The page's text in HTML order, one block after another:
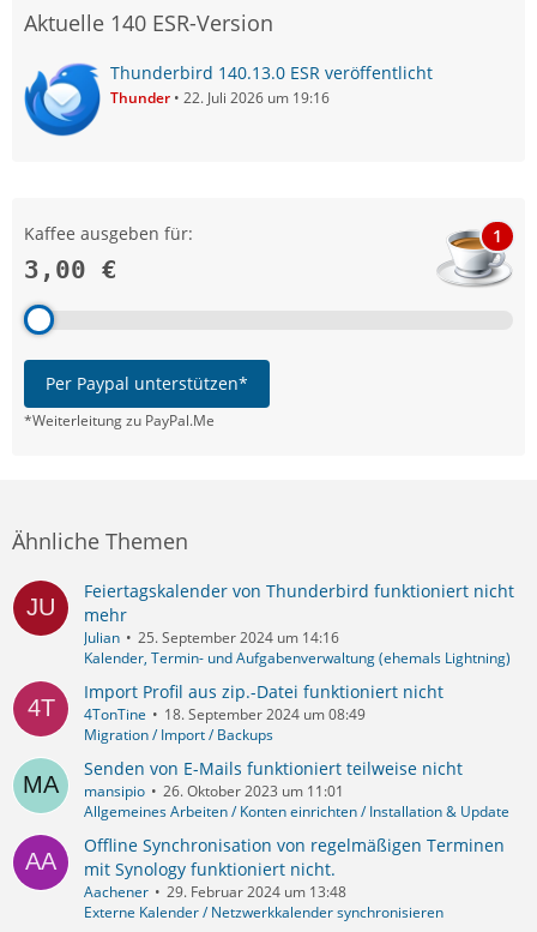
Aktuelle 140 ESR-Version
Thunderbird 140.13.0 ESR veröffentlicht
Thunder 22. Juli 2026 um 19:16
Kaffee ausgeben für:
3,00 €
1
Per Paypal unterstützen*
*Weiterleitung zu PayPal.Me
Ähnliche Themen
Feiertagskalender von Thunderbird funktioniert nicht
mehr
Julian
25. September 2024 um 14:16
Kalender, Termin- und Aufgabenverwaltung (ehemals Lightning)
Import Profil aus zip.-Datei funktioniert nicht
4TonTine
18. September 2024 um 08:49
Migration / Import / Backups
Senden von E-Mails funktioniert teilweise nicht
mansipio
26. Oktober 2023 um 11:01
Allgemeines Arbeiten / Konten einrichten / Installation & Update
Offline Synchronisation von regelmäßigen Terminen
mit Synology funktioniert nicht.
Aachener
29. Februar 2024 um 13:48
Externe Kalender / Netzwerkkalender synchronisieren